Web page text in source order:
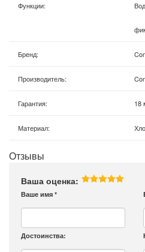
Функции:
Бренд:
Производитель:
Гарантия: 18
Материал:
Отзывы
Ваша оценка:
Ваше имя *
Достоинства: